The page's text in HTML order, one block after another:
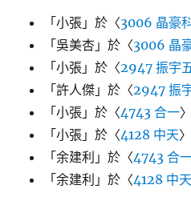
「小張 」於〈3006 晶豪
「吳美杏 」於〈3006 晶
「小張 」於〈2947 振宇
「許人傑 」於〈2947 振
「小張 」於〈4743 合一
「小張 」於〈4128 中天
「余建利 」於〈4743 合
「余建利 」於〈4128 中天